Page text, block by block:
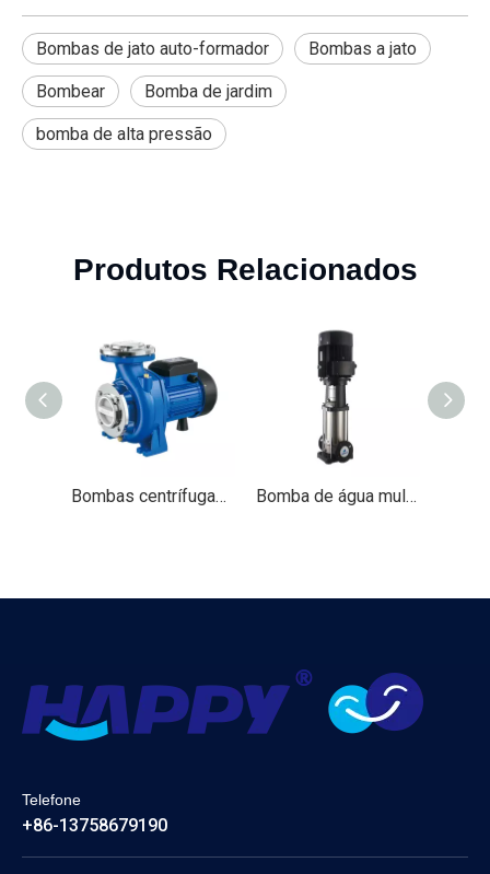
Bombas de jato auto-formador Bombas a jato
Bombear Bomba de jardim
bomba de alta pressão
Produtos Relacionados
Bombas centrífugas （HNF） Bomba de água multi-gigante vertical
Telefone
+86-13758679190